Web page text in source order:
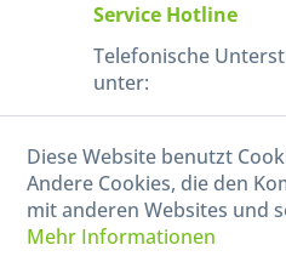
Service Hotline
Telefonische
unter:
040-880 99
Mo-Fr, 09:00 - 15:00
Diese Website benutzt
Andere Cookies, die den
mit anderen Websites und
Mehr Informationen